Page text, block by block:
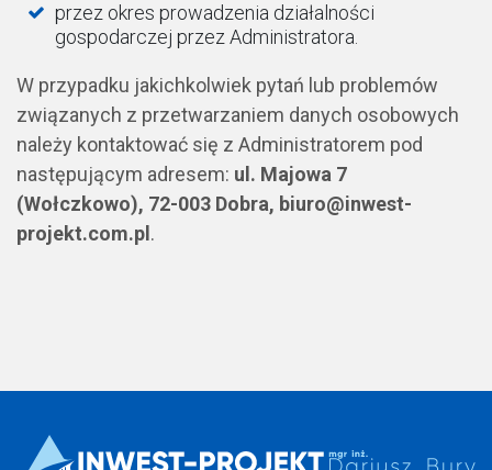
przez okres prowadzenia działalności
gospodarczej przez Administratora.
W przypadku jakichkolwiek pytań lub problemów
związanych z przetwarzaniem danych osobowych
należy kontaktować się z Administratorem pod
następującym adresem: ul. Majowa 7
(Wołczkowo), 72-003 Dobra, biuro@inwest-
projekt.com.pl .